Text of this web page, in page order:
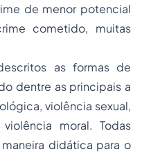
de menor potencial
cometido, muitas
as formas de
dentre as principais a
violência sexual,
moral. Todas
didática para o